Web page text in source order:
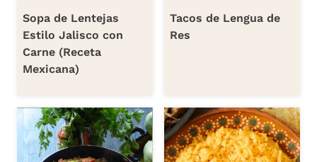
Sopa de Lentejas
Estilo Jalisco con
Carne (Receta
Mexicana)
Tacos de Lengua de
Res